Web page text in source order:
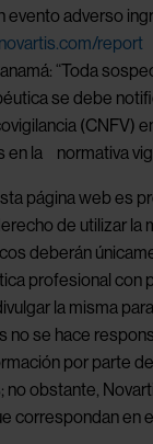
evento adverso
report
“Toda
se debe
(CNFV)
en la normativa
página web es
de utilizar la
deberán
profesional con
la misma
no se hace
por parte
obstante,
correspondan en